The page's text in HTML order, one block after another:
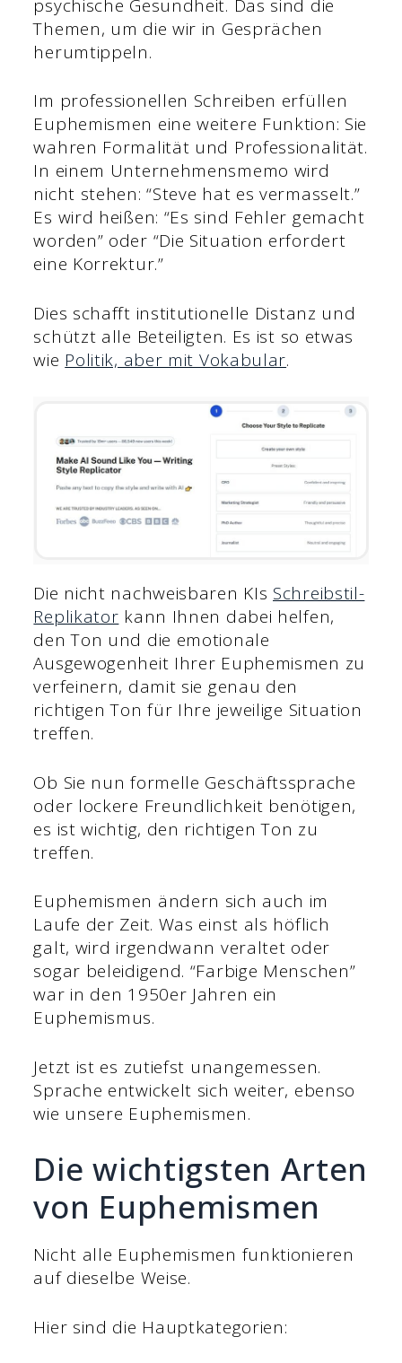
psychische Gesundheit. Das sind die
Themen, um die wir in Gesprächen
herumtippeln.
Im professionellen Schreiben erfüllen
Euphemismen eine weitere Funktion: Sie
wahren Formalität und Professionalität.
In einem Unternehmensmemo wird
nicht stehen: “Steve hat es vermasselt.”
Es wird heißen: “Es sind Fehler gemacht
worden” oder “Die Situation erfordert
eine Korrektur.”
Dies schafft institutionelle Distanz und
schützt alle Beteiligten. Es ist so etwas
wie Politik, aber mit Vokabular.
Die nicht nachweisbaren KIs Schreibstil-
Replikator kann Ihnen dabei helfen,
den Ton und die emotionale
Ausgewogenheit Ihrer Euphemismen zu
verfeinern, damit sie genau den
richtigen Ton für Ihre jeweilige Situation
treffen.
Ob Sie nun formelle Geschäftssprache
oder lockere Freundlichkeit benötigen,
es ist wichtig, den richtigen Ton zu
treffen.
Euphemismen ändern sich auch im
Laufe der Zeit. Was einst als höflich
galt, wird irgendwann veraltet oder
sogar beleidigend. “Farbige Menschen”
war in den 1950er Jahren ein
Euphemismus.
Jetzt ist es zutiefst unangemessen.
Sprache entwickelt sich weiter, ebenso
wie unsere Euphemismen.
Die wichtigsten Arten
von Euphemismen
Nicht alle Euphemismen funktionieren
auf dieselbe Weise.
Hier sind die Hauptkategorien: